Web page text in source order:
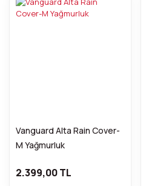
Vanguard Alta Rain Cover-
M Yağmurluk
2.399,00 TL